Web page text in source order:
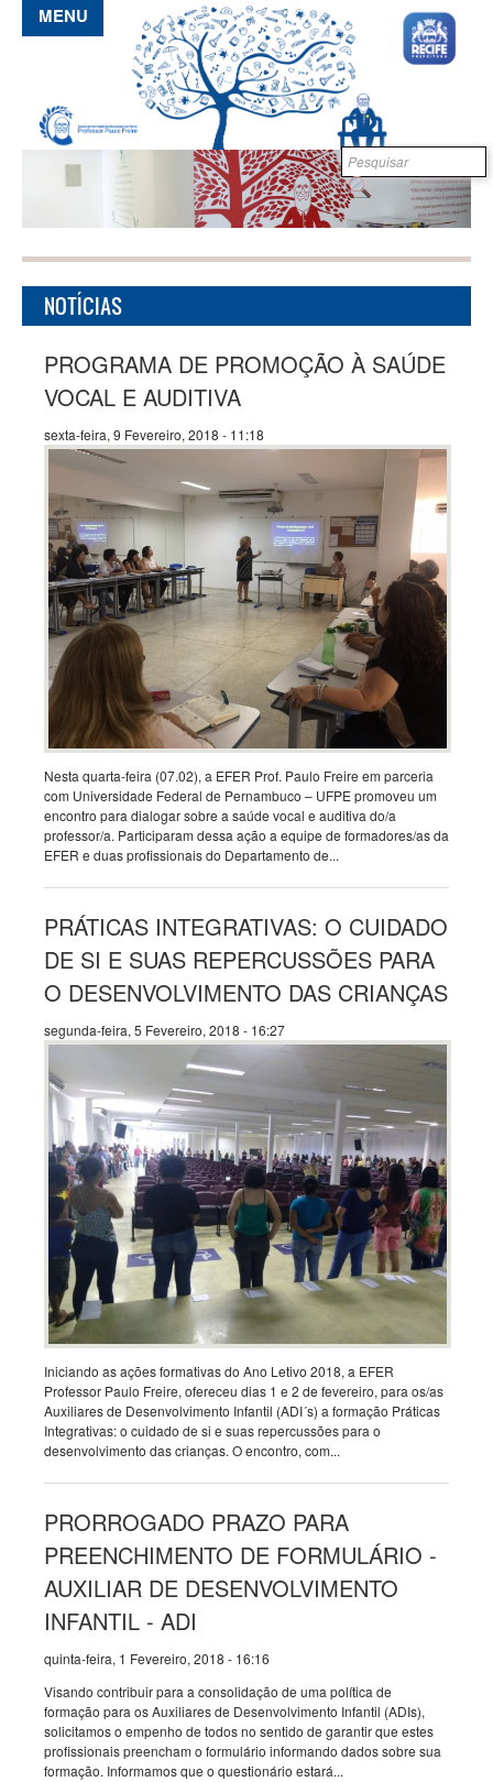
Pular para o conteúdo principal
Formulário de
busca
MENU
NOTÍCIAS
PROGRAMA DE PROMOÇÃO À SAÚDE
VOCAL E AUDITIVA
sexta-feira, 9 Fevereiro, 2018 - 11:18
Nesta quarta-feira (07.02), a EFER Prof. Paulo Freire em parceria
com Universidade Federal de Pernambuco – UFPE promoveu um
encontro para dialogar sobre a saúde vocal e auditiva do/a
professor/a. Participaram dessa ação a equipe de formadores/as da
EFER e duas profissionais do Departamento de...
PRÁTICAS INTEGRATIVAS: O CUIDADO
DE SI E SUAS REPERCUSSÕES PARA
O DESENVOLVIMENTO DAS CRIANÇAS
segunda-feira, 5 Fevereiro, 2018 - 16:27
Iniciando as ações formativas do Ano Letivo 2018, a EFER
Professor Paulo Freire, ofereceu dias 1 e 2 de fevereiro, para os/as
Auxiliares de Desenvolvimento Infantil (ADI´s) a formação Práticas
Integrativas: o cuidado de si e suas repercussões para o
desenvolvimento das crianças. O encontro, com...
PRORROGADO PRAZO PARA
PREENCHIMENTO DE FORMULÁRIO -
AUXILIAR DE DESENVOLVIMENTO
INFANTIL - ADI
quinta-feira, 1 Fevereiro, 2018 - 16:16
Visando contribuir para a consolidação de uma política de
formação para os Auxiliares de Desenvolvimento Infantil (ADIs),
solicitamos o empenho de todos no sentido de garantir que estes
profissionais preencham o formulário informando dados sobre sua
formação. Informamos que o questionário estará...